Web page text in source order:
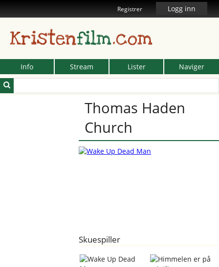
Registrer Logg inn
Kristenfilm.com
Info Stream Lister Naviger
Thomas Haden
Church
Skuespiller